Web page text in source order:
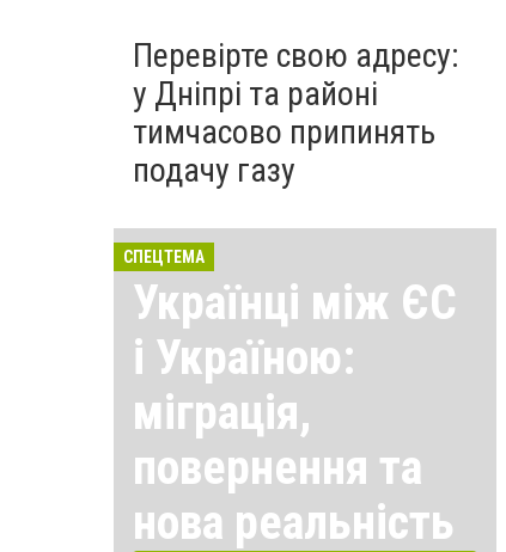
Перевірте свою адресу:
у Дніпрі та районі
тимчасово припинять
подачу газу
СПЕЦТЕМА
Українці між ЄС
і Україною:
міграція,
повернення та
нова реальність